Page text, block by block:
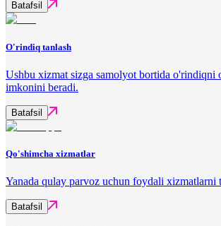
Batafsil
O'rindiq tanlash
Ushbu xizmat sizga samolyot bortida o'rindiqni
imkonini beradi.
Batafsil
Qo'shimcha xizmatlar
Yanada qulay parvoz uchun foydali xizmatlarni
Batafsil